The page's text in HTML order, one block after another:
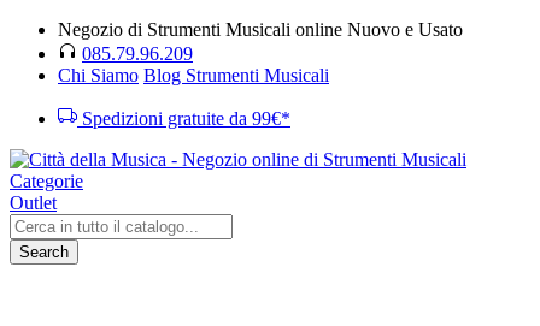
Negozio di Strumenti Musicali online Nuovo e Usato
085.79.96.209
Chi Siamo Blog Strumenti Musicali
Spedizioni gratuite da 99€*
Categorie
Outlet
Search